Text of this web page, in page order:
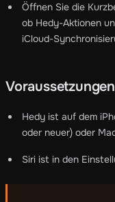
Öffnen Sie die
ob Hedy-Aktionen
iCloud-
Voraussetzungen
Hedy ist auf dem
oder neuer) oder
Siri ist in den